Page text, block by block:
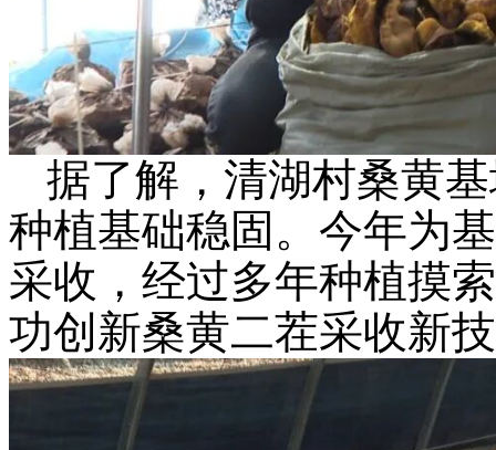
据了解，清湖村桑黄
种植基础稳固。今年为
采收，经过多年种植摸
功创新桑黄二茬采收新